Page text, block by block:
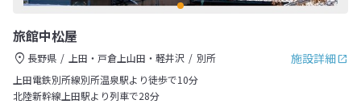
旅館中松屋
施設詳細
長野県 上田・戸倉上山田・軽井沢
別所
上田電鉄別所線別所温泉駅より徒歩で10分
北陸新幹線上田駅より列車で28分